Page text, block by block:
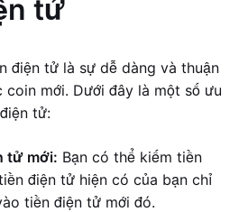
tử
điện tử là sự dễ dàng và thuận
mới. Dưới đây là một số ưu
tử:
tử mới: Bạn có thể kiếm tiền
điện tử hiện có của bạn chỉ
tiền điện tử mới đó.